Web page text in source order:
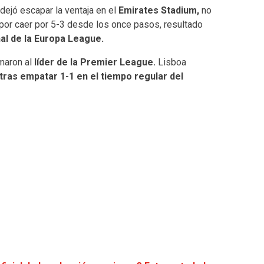
escapar la ventaja en el Emirates Stadium,no
caer por 5-3 desde los once pasos, resultado
de la Europa League.
al líder de la Premier League. Lisboa
empatar 1-1 en el tiempo regular del